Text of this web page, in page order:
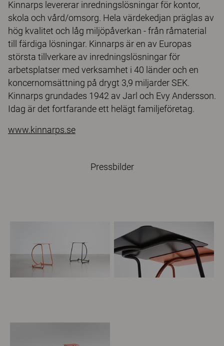
Kinnarps levererar inredningslösningar för kontor,
skola och vård/omsorg. Hela värdekedjan präglas av
hög kvalitet och låg miljöpåverkan - från råmaterial
till färdiga lösningar. Kinnarps är en av Europas
största tillverkare av inredningslösningar för
arbetsplatser med verksamhet i 40 länder och en
koncernomsättning på drygt 3,9 miljarder SEK.
Kinnarps grundades 1942 av Jarl och Evy Andersson.
Idag är det fortfarande ett helägt familjeföretag.
www.kinnarps.se
Pressbilder